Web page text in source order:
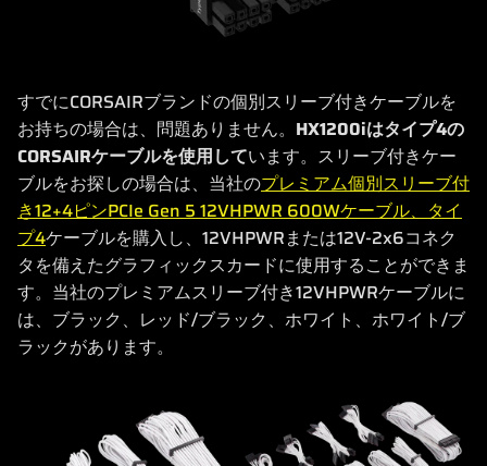
すでにCORSAIRブランドの個別スリーブ付きケーブルを
お持ちの場合は、問題ありません。 HX1200iはタイプ4の
CORSAIRケーブルを使用しています。スリーブ付きケー
ブルをお探しの場合は、当社のプレミアム個別スリーブ付
き12+4ピンPCIe Gen 5 12VHPWR 600Wケーブル、タイ
プ4ケーブルを購入し、12VHPWRまたは12V-2x6コネク
タを備えたグラフィックスカードに使用することができま
す。当社のプレミアムスリーブ付き12VHPWRケーブルに
は、ブラック、レッド/ブラック、ホワイト、ホワイト/ブ
ラックがあります。